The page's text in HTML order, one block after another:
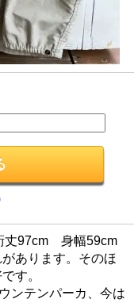
97cm 身幅59cm
あります。そのほ
す。
ンテンパーカ、今は